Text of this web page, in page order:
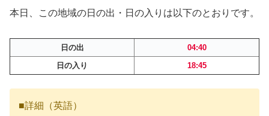
本日、この地域の日の出・日の入りは以下のとおりです。
日の出
04:40
日の入り
18:45
■詳細（英語）